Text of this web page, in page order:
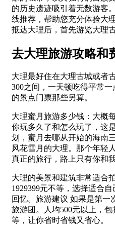
的历史遗迹吸引着无数游客
线推荐，帮助您充分体验大
抵达大理后，首先游览大理古
去大理旅游攻略和
大理最好住在大理古城或者
300之间，一天顿吃得平常
的景点门票那些另算。
大理蜜月旅游多少钱：大概
你玩多久了和怎么玩了，这
划，蜜月去哪从开始的海南
风花雪月的大理。那个年轻
真正的旅行，路上只有你和
大理的美景和建筑非常适合
1929399元不等，选择适合
回忆。旅游建议 如果是第一
旅游团。人均500元以上，
等，让你省时省钱又省心。